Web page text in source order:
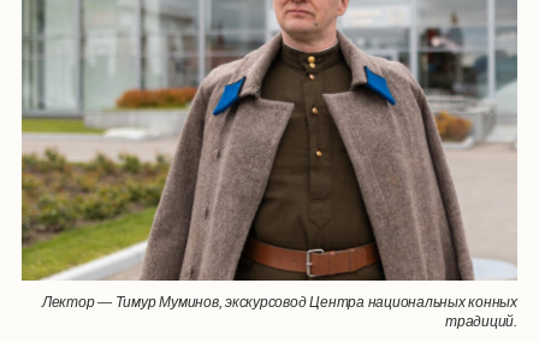
Лектор — Тимур Муминов, экскурсовод Центра национальных конных
традиций.